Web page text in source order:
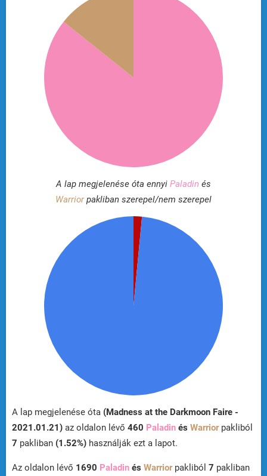
A lap megjelenése óta ennyi Paladin és
Warriorpakliban szerepel/nem szerepel
A lap megjelenése óta (Madness at the Darkmoon Faire -
2021.01.21) az oldalon lévő 460 Paladin és Warriorpakliból
7 pakliban (1.52%) használják ezt a lapot.
Az oldalon lévő 1690 Paladin és Warriorpakliból 7 pakliban